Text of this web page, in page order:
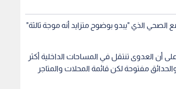
الذي "يبدو بوضوح متزايد أنه موجة ثالثة"
أن العدوى تنتقل في المساحات الداخلية أكثر
مفتوحة لكن قائمة المحلات والمتاجر